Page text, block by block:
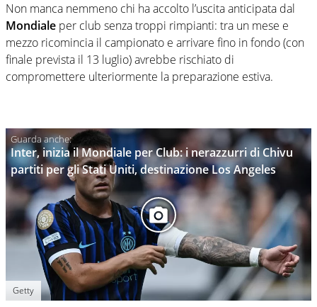
Non manca nemmeno chi ha accolto l’uscita anticipata dal
Mondiale per club senza troppi rimpianti: tra un mese e
mezzo ricomincia il campionato e arrivare fino in fondo (con
finale prevista il 13 luglio) avrebbe rischiato di
compromettere ulteriormente la preparazione estiva.
Inter, inizia il Mondiale per Club: i nerazzurri di Chivu
partiti per gli Stati Uniti, destinazione Los Angeles
Getty